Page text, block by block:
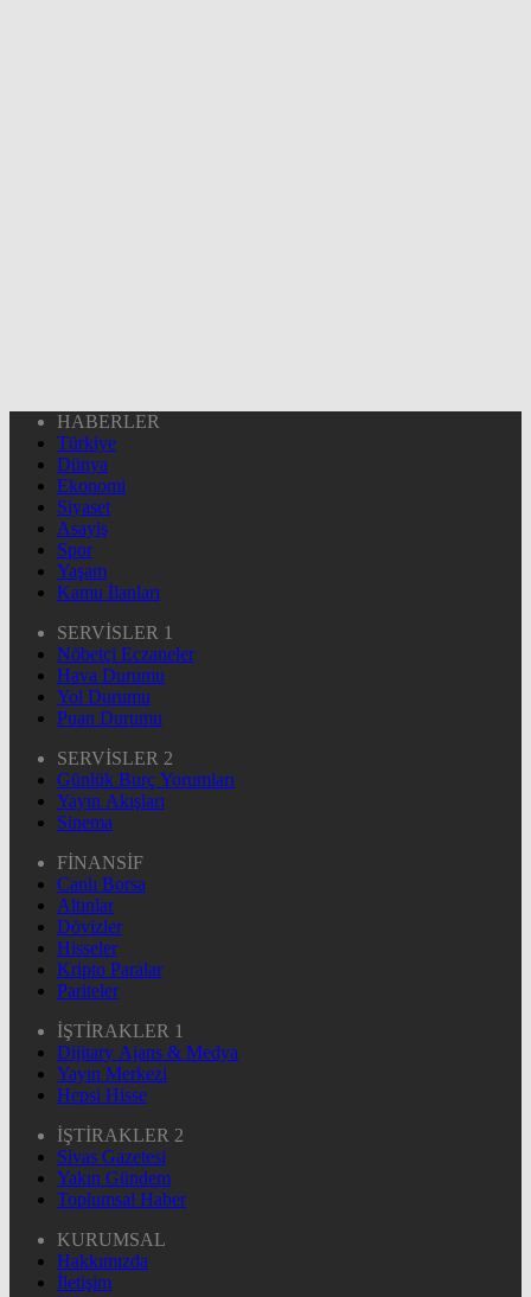
HABERLER
Türkiye
Dünya
Ekonomi
Siyaset
Asayiş
Spor
Yaşam
Kamu İlanları
SERVİSLER 1
Nöbetçi Eczaneler
Hava Durumu
Yol Durumu
Puan Durumu
SERVİSLER 2
Günlük Burç Yorumları
Yayın Akışları
Sinema
FİNANSİF
Canlı Borsa
Altınlar
Dövizler
Hisseler
Kripto Paralar
Pariteler
İŞTİRAKLER 1
Dijitary Ajans & Medya
Yayın Merkezi
Hepsi Hisse
İŞTİRAKLER 2
Sivas Gazetesi
Yakın Gündem
Toplumsal Haber
KURUMSAL
Hakkımızda
İletişim